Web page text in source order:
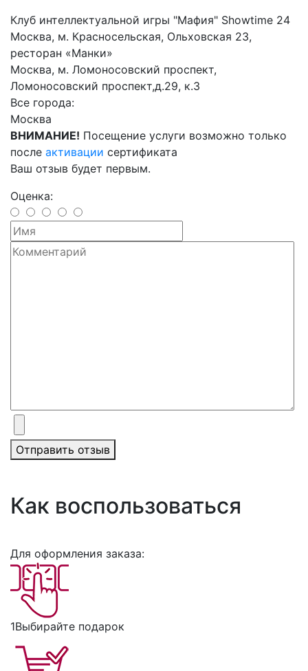
Клуб интеллектуальной игры "Мафия" Showtime 24
Москва, м. Красносельская, Ольховская 23,
ресторан «Манки»
Москва, м. Ломоносовский проспект,
Ломоносовский проспект,д.29, к.3
Все города:
Москва
ВНИМАНИЕ! Посещение услуги возможно только
после активации сертификата
Ваш отзыв будет первым.
Оценка:
Отправить отзыв
Как воспользоваться
Для оформления заказа:
1Выбирайте подарок